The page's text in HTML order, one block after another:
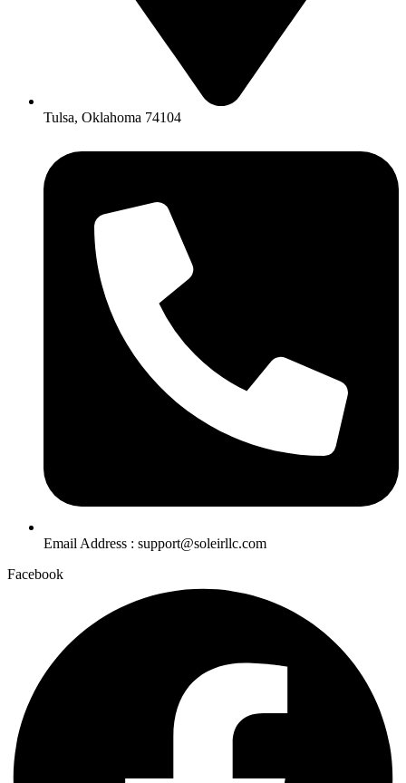
Tulsa, Oklahoma 74104
Email Address : support@soleirllc.com
Facebook